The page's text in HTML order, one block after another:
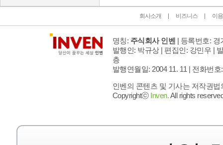
회사소개 비즈니스 이
명칭: 주식회사 인벤 | 등록번호: 경
발행인: 박규상 | 편집인: 강민우 |
층
발행연월일: 2004 11. 11 | 전화번호
인벤의 콘텐츠 및 기사는 저작권
Copyrightⓒ Inven.All rights